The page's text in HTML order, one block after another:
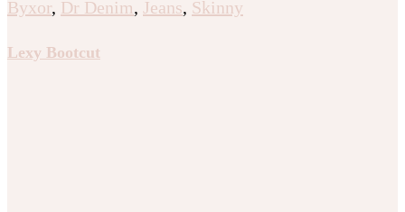
Byxor, Dr Denim, Jeans, Skinny
Lexy Bootcut